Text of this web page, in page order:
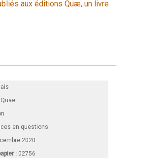
aux éditions Quæ, un livre
en questions
2020
: 02756